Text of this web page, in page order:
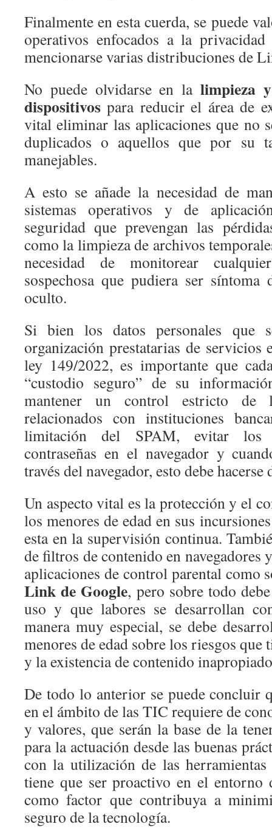
Finalmente en esta cuerda, se puede
operativos enfocados a la
mencionarse varias distribuciones de
No puede olvidarse en la limpieza
dispositivos para reducir el área de
vital eliminar las aplicaciones que no
duplicados o aquellos que por su
manejables.
A esto se añade la necesidad de
sistemas operativos y de
seguridad que prevengan las
como la limpieza de archivos
necesidad de monitorear
sospechosa que pudiera ser
oculto.
Si bien los datos personales que
organización prestatarias de servicios
ley 149/2022, es importante que
“custodio seguro” de su
mantener un control estricto de
relacionados con instituciones
limitación del SPAM, evitar los
contraseñas en el navegador y
través del navegador, esto debe
Un aspecto vital es la protección y el
los menores de edad en sus
esta en la supervisión continua.
de filtros de contenido en navegadores
aplicaciones de control parental como
Link de Google, pero sobre todo
uso y que labores se desarrollan
manera muy especial, se debe
menores de edad sobre los riesgos que
y la existencia de contenido
De todo lo anterior se puede concluir
en el ámbito de las TIC requiere de
y valores, que serán la base de la
para la actuación desde las buenas
con la utilización de las herramientas
tiene que ser proactivo en el entorno
como factor que contribuya a
seguro de la tecnología.